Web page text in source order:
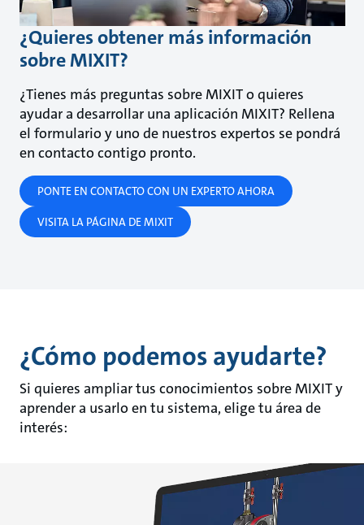
¿Quieres obtener más información
sobre MIXIT?
¿Tienes más preguntas sobre MIXIT o quieres
ayudar a desarrollar una aplicación MIXIT? Rellena
el formulario y uno de nuestros expertos se pondrá
en contacto contigo pronto.
PONTE EN CONTACTO CON UN EXPERTO AHORA
VISITA LA PÁGINA DE MIXIT
¿Cómo podemos ayudarte?
Si quieres ampliar tus conocimientos sobre MIXIT y
aprender a usarlo en tu sistema, elige tu área de
interés: